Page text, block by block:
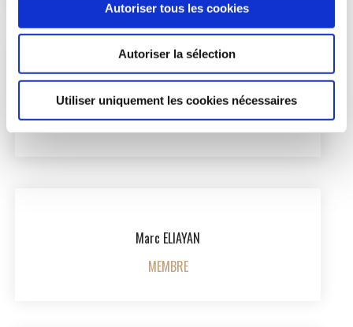
Autoriser tous les cookies
Autoriser la sélection
Utiliser uniquement les cookies nécessaires
Jean-Brice DUMONT
MEMBRE
Marc ELIAYAN
MEMBRE